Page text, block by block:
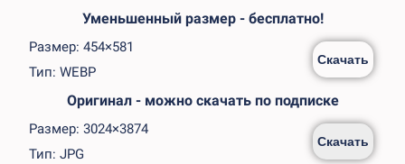
Уменьшенный размер - бесплатно!
Размер: 454×581
Тип: WEBP
Скачать
Оригинал - можно скачать по подписке
Размер: 3024×3874
Тип: JPG
Скачать